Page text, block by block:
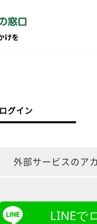
ログイン
外部サービスのア
LINEで